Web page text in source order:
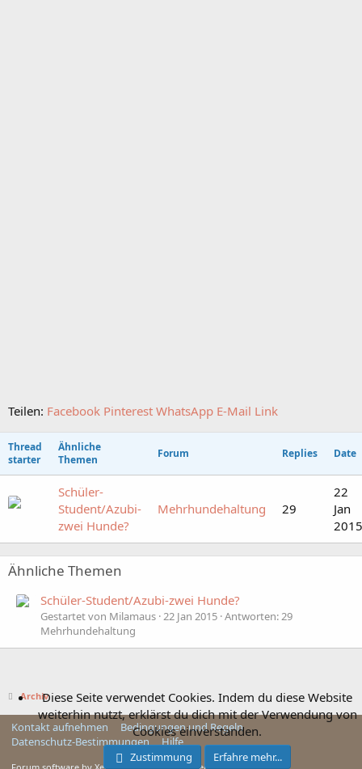
Teilen: Facebook Pinterest WhatsApp E-Mail Link
Thread
starter
Ähnliche
Themen
Forum Replies Date
Schüler-
Student/Azubi-
zwei Hunde?
Mehrhundehaltung 29
22
Jan
2015
Ähnliche Themen
Schüler-Student/Azubi-zwei Hunde?
Gestartet von Milamaus 22 Jan 2015 Antworten: 29
Mehrhundehaltung
Archiv
Kontakt aufnehmen
Bedingungen und Regeln
Datenschutz-Bestimmungen
Hilfe
Diese Seite verwendet Cookies. Indem du diese Website
weiterhin nutzt, erklärst du dich mit der Verwendung von
Cookies einverstanden.
Zustimmung Erfahre mehr...